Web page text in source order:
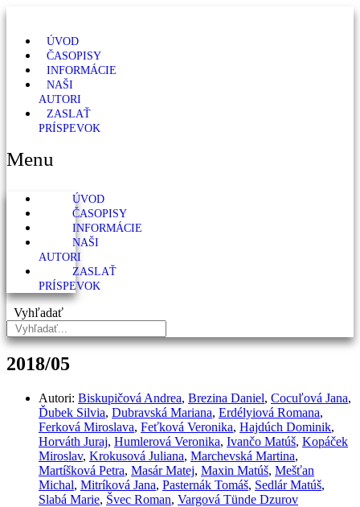
ÚVOD
ČASOPISY
INFORMÁCIE
NAŠI
AUTORI
ZASLAŤ
PRÍSPEVOK
Menu
ÚVOD
ČASOPISY
INFORMÁCIE
NAŠI
AUTORI
ZASLAŤ
PRÍSPEVOK
Vyhľadať
2018/05
Autori: Biskupičová Andrea, Brezina Daniel, Cocuľová Jana,
Ďubek Silvia, Dubravská Mariana, Erdélyiová Romana,
Ferková Miroslava, Feťková Veronika, Hajdúch Dominik,
Horváth Juraj, Humlerová Veronika, Ivančo Matúš, Kopáček
Miroslav, Krokusová Juliana, Marchevská Martina,
Martíšková Petra, Masár Matej, Maxin Matúš, Mešťan
Michal, Mitríková Jana, Pasternák Tomáš, Sedlár Matúš,
Slabá Marie, Švec Roman, Vargová Tünde Dzurov